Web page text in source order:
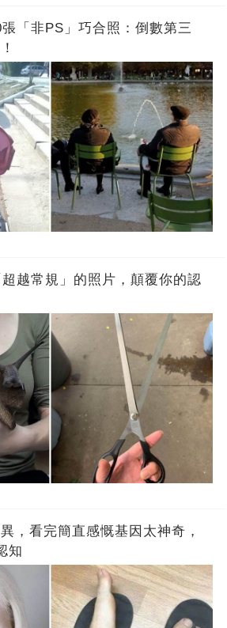
「非PS」巧合照：倒數第三
越常規」的照片，顛覆你的認
，看完簡直感慨基因太神奇，
知